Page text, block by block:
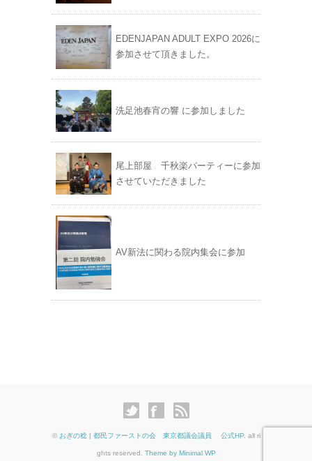
EDENJAPAN ADULT EXPO 2026に
参加させて頂きました。
洗足池春宵の響 に参加しました
尾上部屋 千秋楽パーティーに参加
させていただきました
AV新法に関わる院内集会に参加
© おぎの稔 | 都民ファーストの会 東京都議会議員 公式HP. all ri
ghts reserved. Theme by Minimal WP